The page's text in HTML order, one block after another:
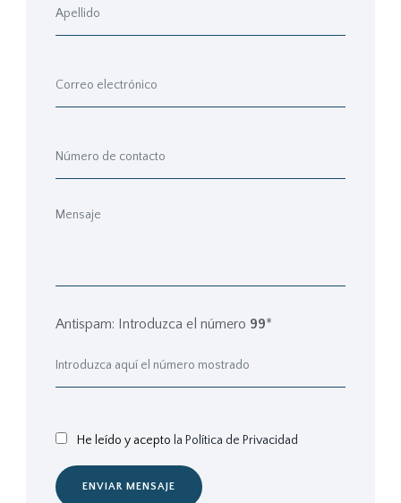
Antispam: Introduzca el número 99*
He leído y acepto la Política de Privacidad
ENVIAR MENSAJE